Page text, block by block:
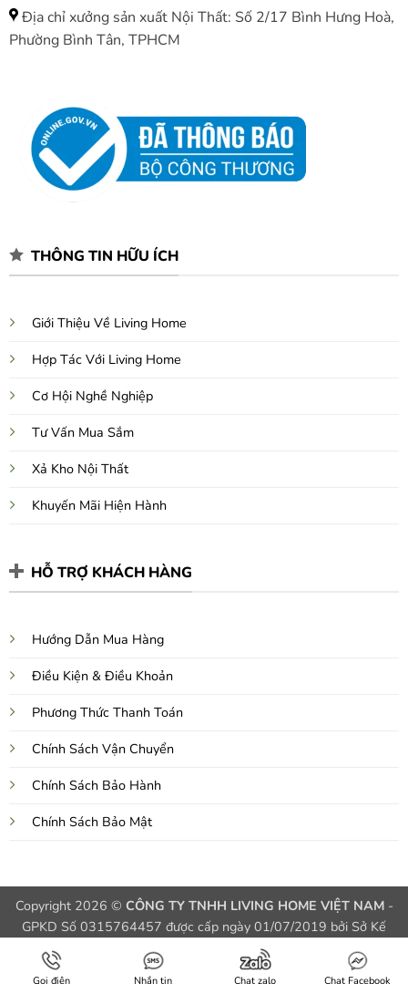
Địa chỉ xưởng sản xuất Nội Thất: Số 2/17 Bình Hưng Hoà,
Phường Bình Tân, TPHCM
THÔNG TIN HỮU ÍCH
Giới Thiệu Về Living Home
Hợp Tác Với Living Home
Cơ Hội Nghề Nghiệp
Tư Vấn Mua Sắm
Xả Kho Nội Thất
Khuyến Mãi Hiện Hành
HỖ TRỢ KHÁCH HÀNG
Hướng Dẫn Mua Hàng
Điều Kiện & Điều Khoản
Phương Thức Thanh Toán
Chính Sách Vận Chuyển
Chính Sách Bảo Hành
Chính Sách Bảo Mật
Copyright 2026 © CÔNG TY TNHH LIVING HOME VIỆT NAM-
GPKD Số 0315764457 được cấp ngày 01/07/2019 bởi Sở Kế
Hoạch và Đầu Tư TPHCM, Việt Nam
Gọi điện Nhắn tin Chat zalo Chat Facebook